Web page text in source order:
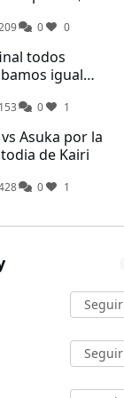
0 0
todos
igual
153 0 1
Asuka por la
de Kairi
0 1
Seguir
Seguir